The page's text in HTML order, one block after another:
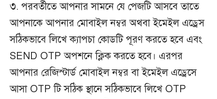
৩. পরবর্তীতে আপনার সামনে যে পেজটি আসবে তাতে
আপনাকে আপনার মোবাইল নম্বর অথবা ইমেইল এড্রেস
সঠিকভাবে লিখে ক্যাপচা কোডটি পূরণ করতে হবে এবং
SEND OTP অপশনে ক্লিক করতে হবে। এরপর
আপনার রেজিস্টার্ড মোবাইল নম্বর বা ইমেইল এড্রেসে
আসা OTP টি সঠিক স্থানে সঠিকভাবে লিখে OTP